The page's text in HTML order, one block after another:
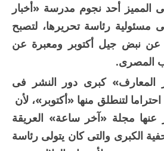
أحد نجوم مدرسة «أخبار
مسئولية رئاسة تحريرها، لتصبح
نبض جيل أكتوبر ومعبرة عن
المعارف» كبرى دور النشر فى
لتنطلق منها «أكتوبر»، لأن
عنها مجلة «آخر ساعة» العريقة
الكبرى والتى كان يتولى رئاسة